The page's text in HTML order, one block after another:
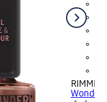
RIMMEL